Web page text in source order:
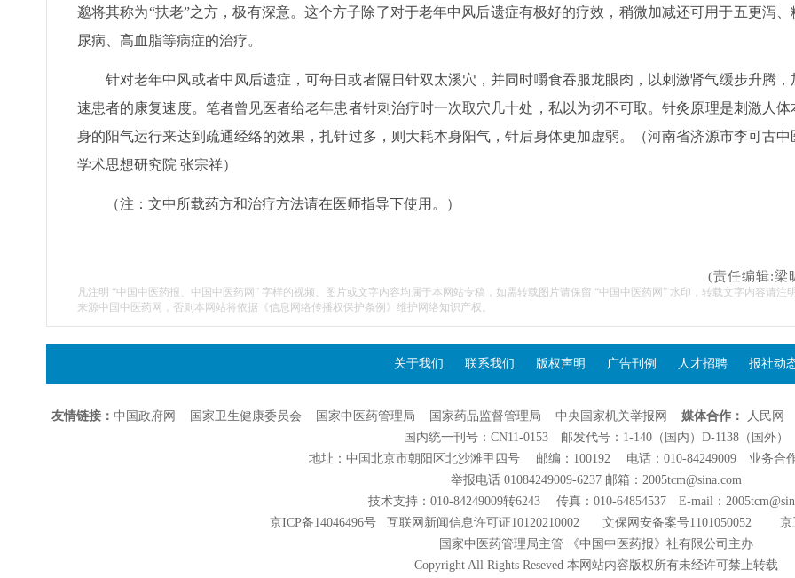
邈将其称为“扶老”之方，极有深意。这个方子除了对于老年中风后遗症有极好的疗效，稍微加减还可用于五更泻、
尿病、高血脂等病症的治疗。
针对老年中风或者中风后遗症，可每日或者隔日针双太溪穴，并同时嚼食吞服龙眼肉，以刺激肾气缓步升腾，
速患者的康复速度。笔者曾见医者给老年患者针刺治疗时一次取穴几十处，私以为切不可取。针灸原理是刺激人体
身的阳气运行来达到疏通经络的效果，扎针过多，则大耗本身阳气，针后身体更加虚弱。（河南省济源市李可古中
学术思想研究院 张宗祥）
（注：文中所载药方和治疗方法请在医师指导下使用。）
(责任编辑:梁
凡注明 “中国中医药报、中国中医药网” 字样的视频、图片或文字内容均属于本网站专稿，如需转载图片请保留 “中国中医药网” 水印，转载文字内容请注明
来源中国中医药网，否则本网站将依据《信息网络传播权保护条例》维护网络知识产权。
关于我们 联系我们 版权声明 广告刊例 人才招聘 报社动
友情链接： 中国政府网 国家卫生健康委员会 国家中医药管理局 国家药品监督管理局 中央国家机关举报网 媒体合作： 人民网
国内统一刊号：CN11-0153 邮发代号：1-140（国内）D-1138（国外）
地址：中国北京市朝阳区北沙滩甲四号 邮编：100192 电话：010-84249009 业务合作
举报电话 01084249009-6237 邮箱：2005tcm@sina.com
技术支持：010-84249009转6243 传真：010-64854537 E-mail：
京ICP备14046496号
互联网新闻信息许可证10120210002文保网安备案号1101050052 京
国家中医药管理局主管 《中国中医药报》社有限公司主办
Copyright All Rights Reseved 本网站内容版权所有未经许可禁止转载